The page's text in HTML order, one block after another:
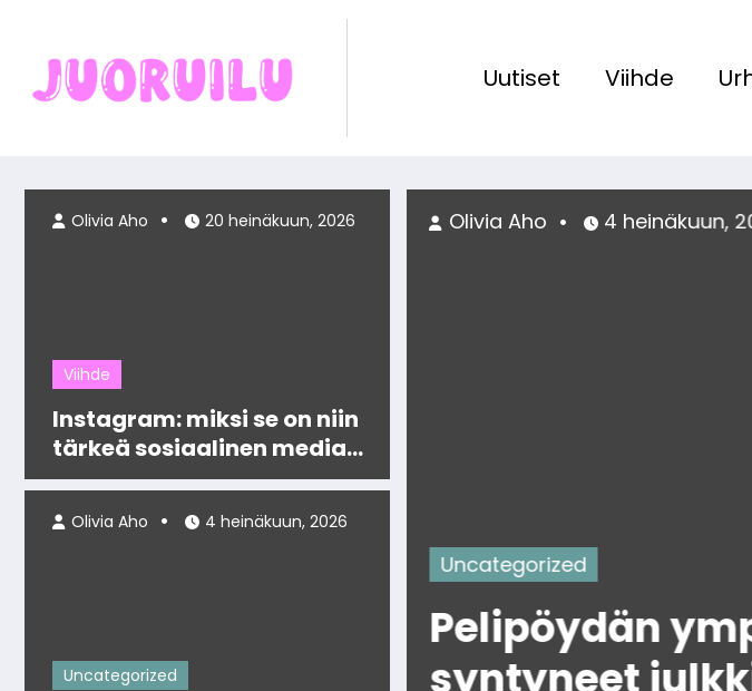
content
Uutiset Viihde
Viihde
Instagram: miksi se on niin
tärkeä sosiaalinen media
vaikuttajille
Olivia Aho 20 heinäkuun, 2026
Uncategorized
Olivia Aho 4 heinäkuun, 2026
julkkisskandaalit
Aho 4 heinäkuun, 2026 Olivia